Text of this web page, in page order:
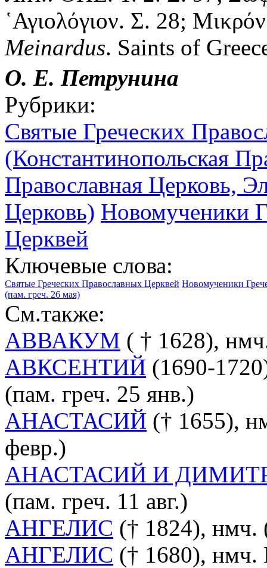
῾Αγιολόγιον. Σ. 28;
Meinardus. Saints of
О. Е. Петрунина
Рубрики:
Святые Греческих
(Константинопольская
Православная Церковь,
Церковь) Новомученики
Церквей
Ключевые слова:
Святые Греческих Православных Церквей Новомученики
(пам. греч. 26 мая)
См.также:
АВВАКУМ ( † 1628),
АВКСЕНТИЙ (1690-
(пам. греч. 25 янв.)
АНАСТАСИЙ († 1655),
февр.)
АНАСТАСИЙ И
(пам. греч. 11 авг.)
АНГЕЛИС († 1824), нмч.
АНГЕЛИС († 1680), нмч.